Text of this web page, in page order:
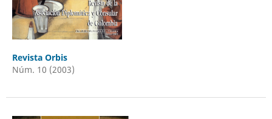
Revista Orbis
Núm. 10 (2003)